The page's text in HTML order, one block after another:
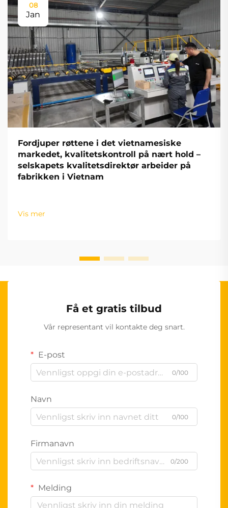
08
Jan
Fordjuper røttene i det vietnamesiske
markedet, kvalitetskontroll på nært hold –
selskapets kvalitetsdirektør arbeider på
fabrikken i Vietnam
Vis mer
Få et gratis tilbud
Vår representant vil kontakte deg snart.
E-post
0/100
Navn
0/100
Firmanavn
0/200
Melding